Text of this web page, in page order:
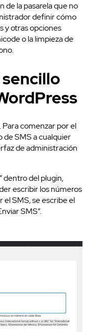
de la pasarela que no
definir cómo
y otras opciones
o la limpieza de
sencillo
comenzar por el
de SMS a cualquier
de administración
dentro del plugin,
escribir los números
el SMS, se escribe el
SMS”.